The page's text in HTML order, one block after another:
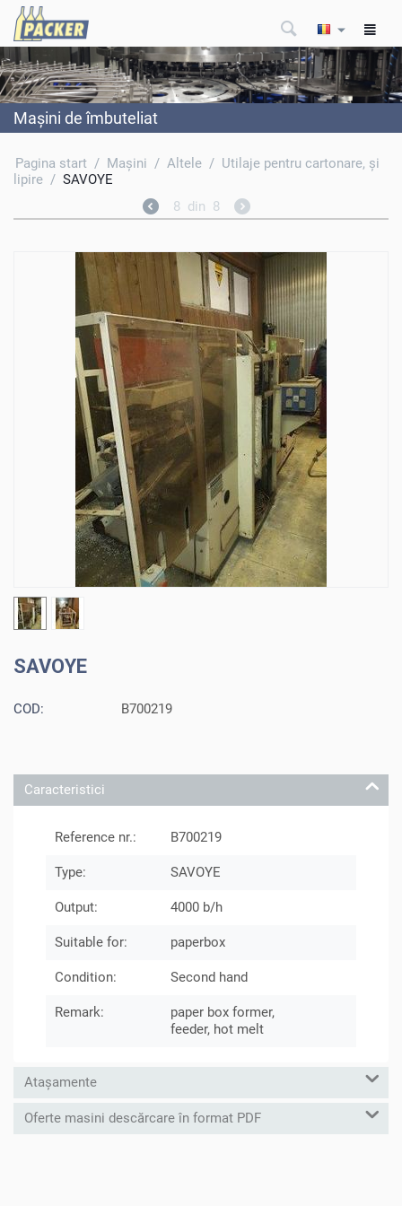
Maşini de îmbuteliat
Pagina start / Maşini / Altele / Utilaje pentru cartonare, şi
lipire / SAVOYE
8 din 8
SAVOYE
COD: B700219
Caracteristici
Reference nr.: B700219
Type: SAVOYE
Output: 4000 b/h
Suitable for: paperbox
Condition: Second hand
Remark:
paper box former,
feeder, hot melt
Atașamente
Oferte masini descărcare în format PDF